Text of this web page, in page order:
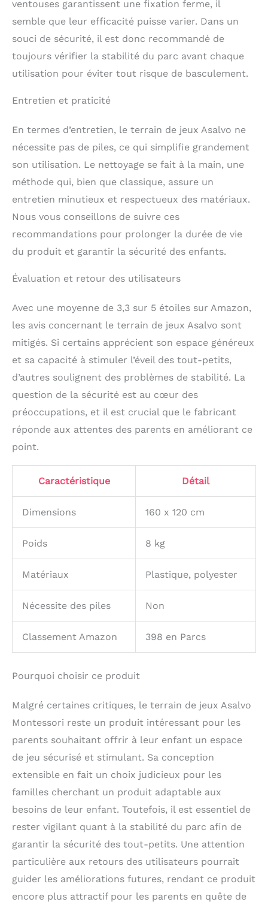
Conçu avec des
articulations protégées
et des matériaux sans
BPA, il est conforme à
la norme européenne
EN 71 pour garantir une
protection maximale à
ventouses garantissent une fixation ferme, il
semble que leur efficacité puisse varier. Dans un
souci de sécurité, il est donc recommandé de
toujours vérifier la stabilité du parc avant chaque
utilisation pour éviter tout risque de basculement.
Entretien et praticité
En termes d’entretien, le terrain de jeux Asalvo ne
nécessite pas de piles, ce qui simplifie grandement
son utilisation. Le nettoyage se fait à la main, une
méthode qui, bien que classique, assure un
entretien minutieux et respectueux des matériaux.
Nous vous conseillons de suivre ces
recommandations pour prolonger la durée de vie
du produit et garantir la sécurité des enfants.
Évaluation et retour des utilisateurs
Avec une moyenne de 3,3 sur 5 étoiles sur Amazon,
les avis concernant le terrain de jeux Asalvo sont
mitigés. Si certains apprécient son espace généreux
et sa capacité à stimuler l’éveil des tout-petits,
d’autres soulignent des problèmes de stabilité. La
question de la sécurité est au cœur des
préoccupations, et il est crucial que le fabricant
réponde aux attentes des parents en améliorant ce
point.
Caractéristique Détail
Dimensions 160 x 120 cm
Poids 8 kg
Matériaux Plastique, polyester
Nécessite des piles Non
Classement Amazon 398 en Parcs
Pourquoi choisir ce produit
Malgré certaines critiques, le terrain de jeux Asalvo
Montessori reste un produit intéressant pour les
parents souhaitant offrir à leur enfant un espace
de jeu sécurisé et stimulant. Sa conception
extensible en fait un choix judicieux pour les
familles cherchant un produit adaptable aux
besoins de leur enfant. Toutefois, il est essentiel de
rester vigilant quant à la stabilité du parc afin de
garantir la sécurité des tout-petits. Une attention
particulière aux retours des utilisateurs pourrait
guider les améliorations futures, rendant ce produit
encore plus attractif pour les parents en quête de